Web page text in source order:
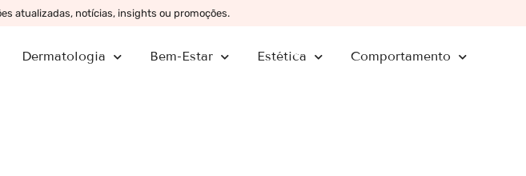
atualizadas, notícias, insights ou promoções.
Dermatologia Bem-Estar Estética Comportamento